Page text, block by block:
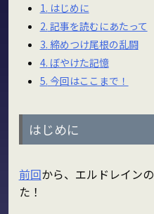
1. はじめに
2. 記事を読むにあたって
3. 締めつけ尾根の乱闘
4. ぼやけた記憶
5. 今回はここまで！
はじめに
前回から、エルドレイン
た！